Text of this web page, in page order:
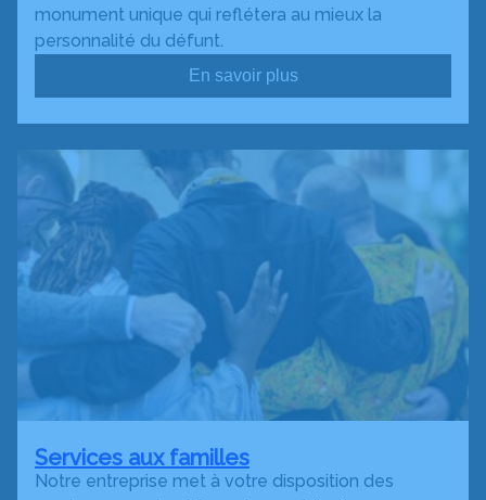
monument unique qui reflétera au mieux la
personnalité du défunt.
En savoir plus
Services aux familles
Notre entreprise met à votre disposition des